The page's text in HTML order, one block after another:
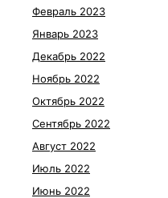
Февраль 2023
Январь 2023
Декабрь 2022
Ноябрь 2022
Октябрь 2022
Сентябрь 2022
Август 2022
Июль 2022
Июнь 2022